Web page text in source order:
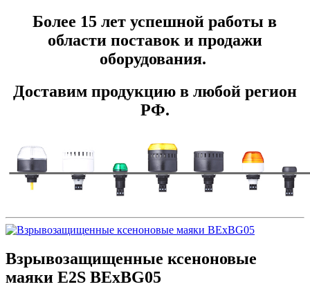
Более 15 лет успешной работы в
области поставок и продажи
оборудования.
Доставим продукцию в любой регион
РФ.
Взрывозащищенные ксеноновые
маяки E2S BExBG05